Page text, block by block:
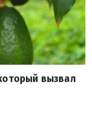
вызвал